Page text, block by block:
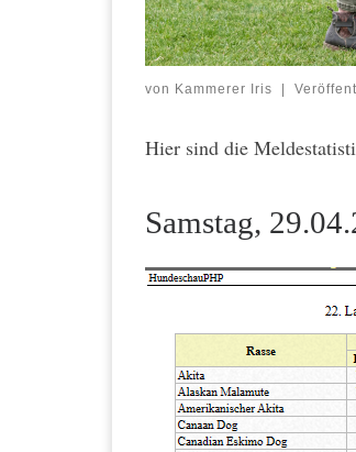
von Kammerer Iris
Hier sind die
Samstag,